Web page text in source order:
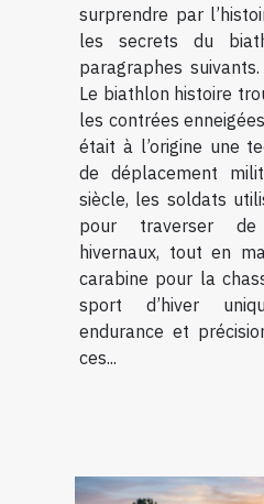
surprendre par
les secrets du
paragraphes
Le biathlon histoire
les contrées
était à l’origine une
de déplacement
siècle, les soldats
pour traverser de
hivernaux, tout en
carabine pour la
sport d’hiver
endurance et
ces...